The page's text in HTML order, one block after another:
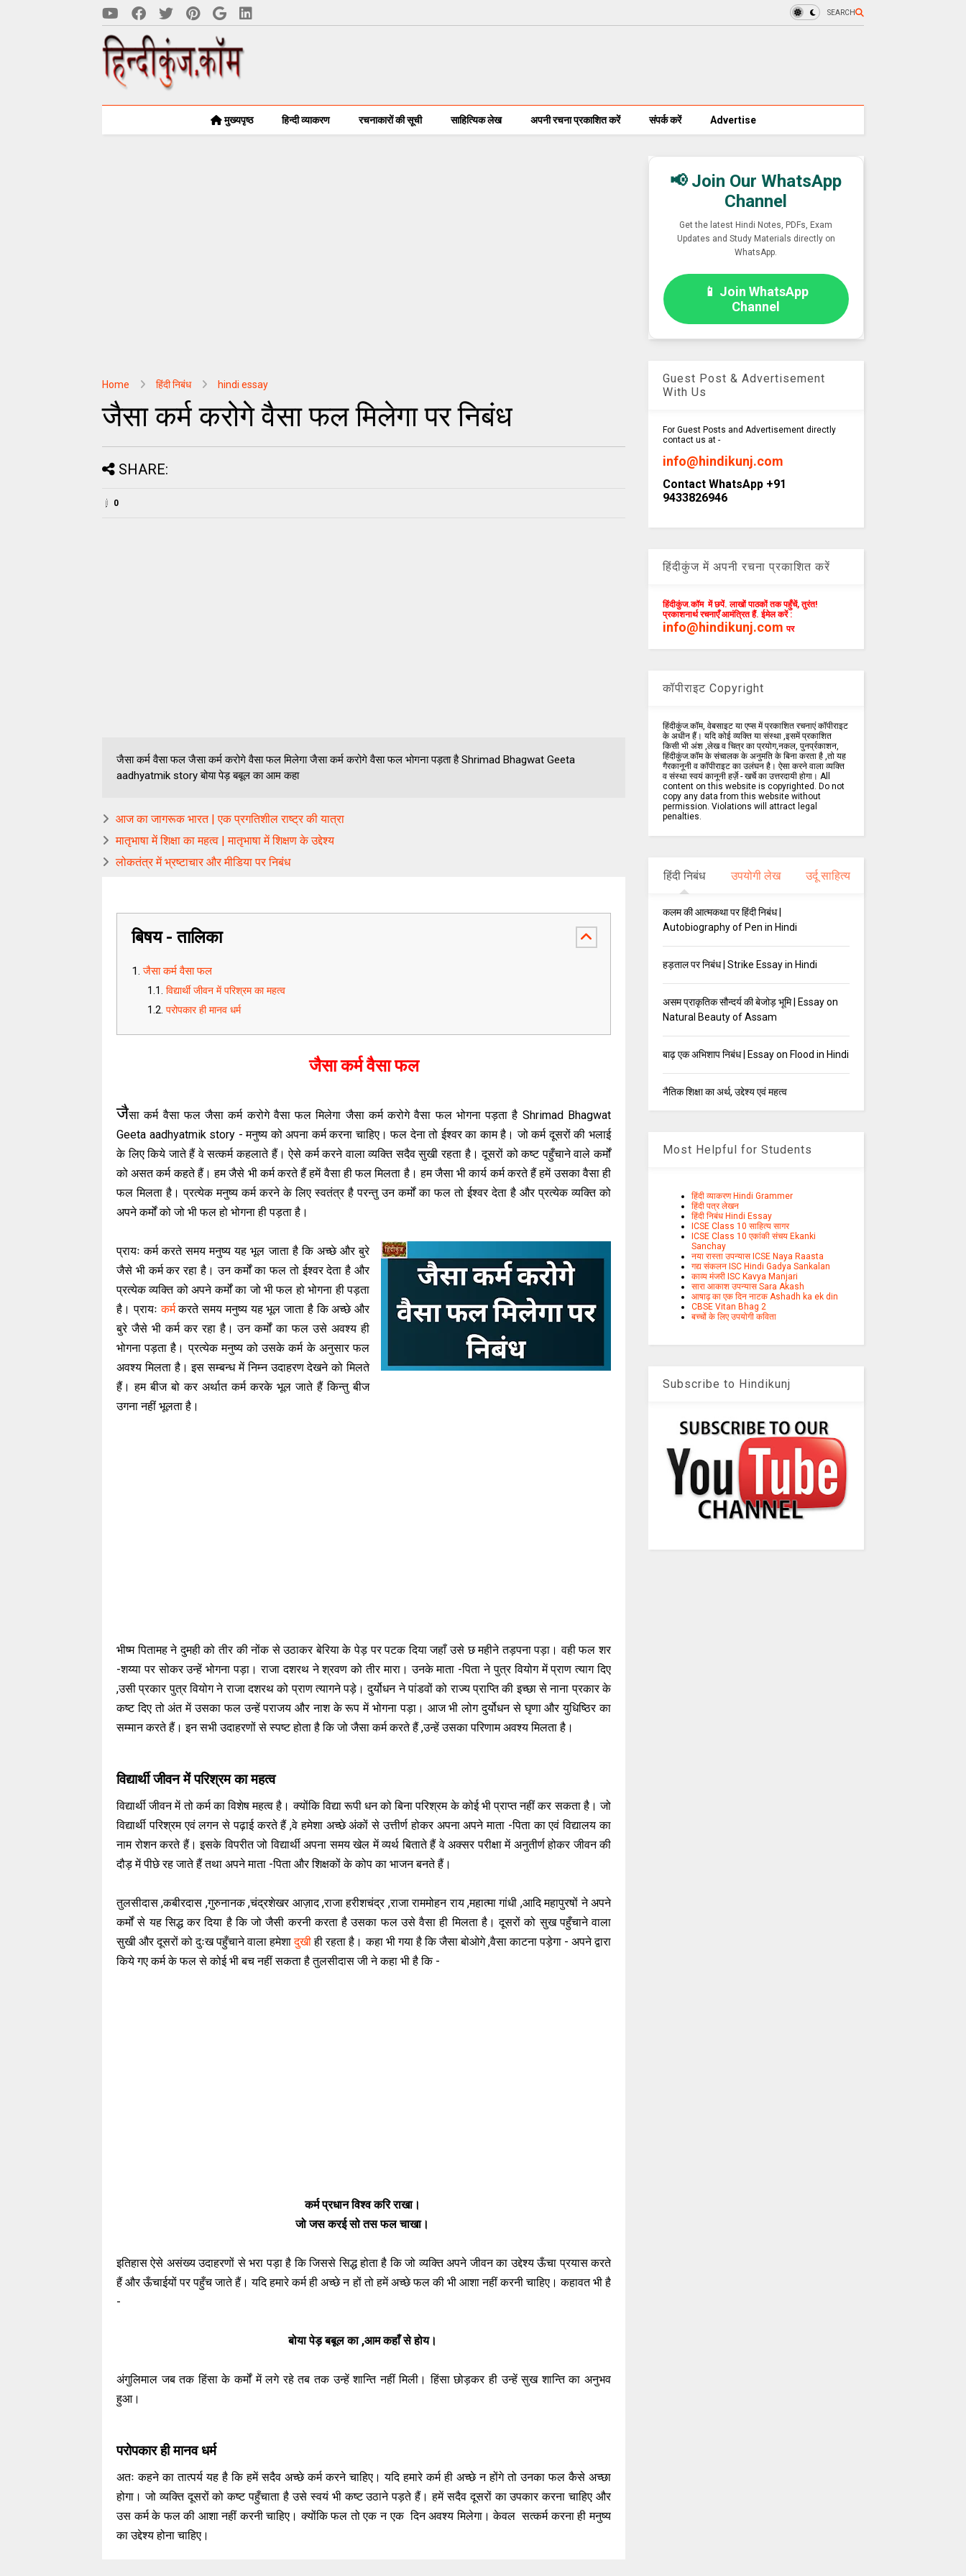
SEARCH
मुख्यपृष्ठ हिन्दी व्याकरण रचनाकारों की सूची साहित्यिक लेख अपनी रचना प्रकाशित करें संपर्क करें Advertise
Home हिंदी निबंध hindi essay
जैसा कर्म करोगे वैसा फल मिलेगा पर निबंध
SHARE:
0
जैसा कर्म वैसा फल जैसा कर्म करोगे वैसा फल मिलेगा जैसा कर्म करोगे वैसा फल भोगना पड़ता है Shrimad Bhagwat Geeta
aadhyatmik story बोया पेड़ बबूल का आम कहा
आज का जागरूक भारत | एक प्रगतिशील राष्ट्र की यात्रा
मातृभाषा में शिक्षा का महत्व | मातृभाषा में शिक्षण के उद्देश्य
लोकतंत्र में भ्रष्टाचार और मीडिया पर निबंध
बिषय - तालिका
जैसा कर्म वैसा फल
विद्यार्थी जीवन में परिश्रम का महत्व
परोपकार ही मानव धर्म
जैसा कर्म वैसा फल
जैसा कर्म वैसा फल जैसा कर्म करोगे वैसा फल मिलेगा जैसा कर्म करोगे वैसा फल भोगना पड़ता है Shrimad Bhagwat
Geeta aadhyatmik story - मनुष्य को अपना कर्म करना चाहिए। फल देना तो ईश्वर का काम है। जो कर्म दूसरों की भलाई
के लिए किये जाते हैं वे सत्कर्म कहलाते हैं। ऐसे कर्म करने वाला व्यक्ति सदैव सुखी रहता है। दूसरों को कष्ट पहुँचाने वाले कर्मों
को असत कर्म कहते हैं। हम जैसे भी कर्म करते हैं हमें वैसा ही फल मिलता है। हम जैसा भी कार्य कर्म करते हैं हमें उसका वैसा ही
फल मिलता है। प्रत्येक मनुष्य कर्म करने के लिए स्वतंत्र है परन्तु उन कर्मों का फल तो ईश्वर देता है और प्रत्येक व्यक्ति को
अपने कर्मों को जो भी फल हो भोगना ही पड़ता है।
प्रायः कर्म करते समय मनुष्य यह भूल जाता है कि अच्छे और बुरे
जैसे भी कर्म कर रहा है। उन कर्मों का फल तो ईश्वर देता है और
प्रत्येक व्यक्ति को अपने कर्मों का जो भी फल हो भोगना ही पड़ता
है। प्रायःकर्मकरते समय मनुष्य यह भूल जाता है कि अच्छे और
बुरे जैसे भी कर्म कर रहा है। उन कर्मों का फल उसे अवश्य ही
भोगना पड़ता है। प्रत्येक मनुष्य को उसके कर्म के अनुसार फल
अवश्य मिलता है। इस सम्बन्ध में निम्न उदाहरण देखने को मिलते
हैं। हम बीज बो कर अर्थात कर्म करके भूल जाते हैं किन्तु बीज
उगना नहीं भूलता है।
भीष्म पितामह ने दुमही को तीर की नोंक से उठाकर बेरिया के पेड़ पर पटक दिया जहाँ उसे छ महीने तड़पना पड़ा। वही फल शर
-शय्या पर सोकर उन्हें भोगना पड़ा। राजा दशरथ ने श्रवण को तीर मारा। उनके माता -पिता ने पुत्र वियोग में प्राण त्याग दिए
,उसी प्रकार पुत्र वियोग ने राजा दशरथ को प्राण त्यागने पड़े। दुर्योधन ने पांडवों को राज्य प्राप्ति की इच्छा से नाना प्रकार के
कष्ट दिए तो अंत में उसका फल उन्हें पराजय और नाश के रूप में भोगना पड़ा। आज भी लोग दुर्योधन से घृणा और युधिष्ठिर का
सम्मान करते हैं। इन सभी उदाहरणों से स्पष्ट होता है कि जो जैसा कर्म करते हैं ,उन्हें उसका परिणाम अवश्य मिलता है।
विद्यार्थी जीवन में परिश्रम का महत्व
विद्यार्थी जीवन में तो कर्म का विशेष महत्व है। क्योंकि विद्या रूपी धन को बिना परिश्रम के कोई भी प्राप्त नहीं कर सकता है। जो
विद्यार्थी परिश्रम एवं लगन से पढ़ाई करते हैं ,वे हमेशा अच्छे अंकों से उत्तीर्ण होकर अपना अपने माता -पिता का एवं विद्यालय का
नाम रोशन करते हैं। इसके विपरीत जो विद्यार्थी अपना समय खेल में व्यर्थ बिताते हैं वे अक्सर परीक्षा में अनुतीर्ण होकर जीवन की
दौड़ में पीछे रह जाते हैं तथा अपने माता -पिता और शिक्षकों के कोप का भाजन बनते हैं।
तुलसीदास ,कबीरदास ,गुरुनानक ,चंद्रशेखर आज़ाद ,राजा हरीशचंद्र ,राजा राममोहन राय ,महात्मा गांधी ,आदि महापुरषों ने अपने
कर्मों से यह सिद्ध कर दिया है कि जो जैसी करनी करता है उसका फल उसे वैसा ही मिलता है। दूसरों को सुख पहुँचाने वाला
सुखी और दूसरों को दुःख पहुँचाने वाला हमेशादुखीही रहता है। कहा भी गया है कि जैसा बोओगे ,वैसा काटना पड़ेगा - अपने द्वारा
किये गए कर्म के फल से कोई भी बच नहीं सकता है तुलसीदास जी ने कहा भी है कि -
कर्म प्रधान विश्व करि राखा।
जो जस करई सो तस फल चाखा।
इतिहास ऐसे असंख्य उदाहरणों से भरा पड़ा है कि जिससे सिद्ध होता है कि जो व्यक्ति अपने जीवन का उद्देश्य ऊँचा प्रयास करते
हैं और ऊँचाईयों पर पहुँच जाते हैं। यदि हमारे कर्म ही अच्छे न हों तो हमें अच्छे फल की भी आशा नहीं करनी चाहिए। कहावत भी है
-
बोया पेड़ बबूल का ,आम कहाँ से होय।
अंगुलिमाल जब तक हिंसा के कर्मों में लगे रहे तब तक उन्हें शान्ति नहीं मिली। हिंसा छोड़कर ही उन्हें सुख शान्ति का अनुभव
हुआ।
परोपकार ही मानव धर्म
अतः कहने का तात्पर्य यह है कि हमें सदैव अच्छे कर्म करने चाहिए। यदि हमारे कर्म ही अच्छे न होंगे तो उनका फल कैसे अच्छा
होगा। जो व्यक्ति दूसरों को कष्ट पहुँचाता है उसे स्वयं भी कष्ट उठाने पड़ते हैं। हमें सदैव दूसरों का उपकार करना चाहिए और
उस कर्म के फल की आशा नहीं करनी चाहिए। क्योंकि फल तो एक न एक दिन अवश्य मिलेगा। केवल सत्कर्म करना ही मनुष्य
का उद्देश्य होना चाहिए।
📢 Join Our WhatsApp
Channel
Get the latest Hindi Notes, PDFs, Exam
Updates and Study Materials directly on
WhatsApp.
📱 Join WhatsApp
Channel
Guest Post & Advertisement
With Us
For Guest Posts and Advertisement directly
contact us at -
info@hindikunj.com
Contact WhatsApp +91
9433826946
हिंदीकुंज में अपनी रचना प्रकाशित करें
हिंदीकुंज.कॉम में छपें. लाखों पाठकों तक पहुँचें, तुरंत!
प्रकाशनार्थ रचनाएँ आमंत्रित हैं. ईमेल करें :
info@hindikunj.com पर
कॉपीराइट Copyright
हिंदीकुंज.कॉम, वेबसाइट या एप्स में प्रकाशित रचनाएं कॉपीराइट
के अधीन हैं। यदि कोई व्यक्ति या संस्था ,इसमें प्रकाशित
किसी भी अंश ,लेख व चित्र का प्रयोग,नकल, पुनर्प्रकाशन,
हिंदीकुंज.कॉम के संचालक के अनुमति के बिना करता है ,तो यह
गैरकानूनी व कॉपीराइट का उलंघन है। ऐसा करने वाला व्यक्ति
व संस्था स्वयं कानूनी हर्ज़े - खर्चे का उत्तरदायी होगा। All
content on this website is copyrighted. Do not
copy any data from this website without
permission. Violations will attract legal
penalties.
हिंदी निबंध उपयोगी लेख उर्दू साहित्य
कलम की आत्मकथा पर हिंदी निबंध |
Autobiography of Pen in Hindi
हड़ताल पर निबंध | Strike Essay in Hindi
असम प्राकृतिक सौन्दर्य की बेजोड़ भूमि | Essay on
Natural Beauty of Assam​
बाढ़ एक अभिशाप निबंध | Essay on Flood in Hindi
नैतिक शिक्षा का अर्थ, उद्देश्य एवं महत्व
Most Helpful for Students
हिंदी व्याकरण Hindi Grammer
हिंदी पत्र लेखन
हिंदी निबंध Hindi Essay
ICSE Class 10 साहित्य सागर
ICSE Class 10 एकांकी संचय Ekanki
Sanchay
नया रास्ता उपन्यास ICSE Naya Raasta
गद्य संकलन ISC Hindi Gadya Sankalan
काव्य मंजरी ISC Kavya Manjari
सारा आकाश उपन्यास Sara Akash
आषाढ़ का एक दिन नाटक Ashadh ka ek din
CBSE Vitan Bhag 2
बच्चों के लिए उपयोगी कविता
Subscribe to Hindikunj